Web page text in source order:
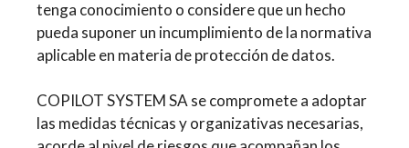
tenga conocimiento o considere que un hecho
pueda suponer un incumplimiento de la normativa
aplicable en materia de protección de datos.
COPILOT SYSTEM SA se compromete a adoptar
las medidas técnicas y organizativas necesarias,